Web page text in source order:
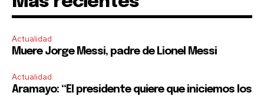
SUBSCRIBE
I've read and accept thePrivacy Policy.
Actualidad
Muere Jorge Messi, padre de Lionel Messi
Actualidad
Aramayo: “El presidente quiere que iniciemos los